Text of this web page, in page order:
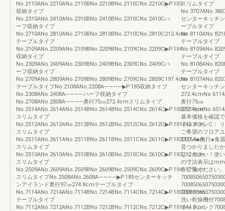
No.2110ANo.2210ANo.2110BNo.2210BNo.2110CNo.2210C▶P.183
収納タイプ
No.2310ANo.2410ANo.2310BNo.2410BNo.2310CNo.2410Cハ
ーフ収納タイプ
No.2710ANo.2810ANo.2710BNo.2810BNo.2710CNo.2810C212.4cm
テーブルタイプ
No.2109ANo.2209ANo.2109BNo.2209BNo.2109CNo.2209C▶P.184
収納タイプ
No.2309ANo.2409ANo.2309BNo.2409BNo.2309CNo.2409Cハ
ーフ収納タイプ
No.2709ANo.2809ANo.2709BNo.2809BNo.2709CNo.2809C197.4cm
テーブルタイプNo.2108ANo.2208A――――▶P.185収納タイプ
No.2308ANo.2408A――――ハーフ収納タイプ
No.2708ANo.2808A――――奥行75㎝272.4cmスリムタイプ
No.2514ANo.2614ANo.2514BNo.2614BNo.2514CNo.2614C▶P.180257.4cm
スリムタイプ
No.2512ANo.2612ANo.2512BNo.2612BNo.2512CNo.2612C▶P.181242.4cm
スリムタイプ
No.2511ANo.2611ANo.2511BNo.2611BNo.2511CNo.2611C▶P.182227.4cm
スリムタイプ
No.2510ANo.2610ANo.2510BNo.2610BNo.2510CNo.2610C▶P.183212.4cm
スリムタイプ
No.2509ANo.2609ANo.2509BNo.2609BNo.2509CNo.2609C▶P.184197.4cm
スリムタイプNo.2508ANo.2608A――――▶P.185センターキッチ
ンアイランド奥行97㎝274.8cmテーブルタイプ
No.7114ANo.7214ANo.7114BNo.7214BNo.7114CNo.7214C▶P.180259.8cm
テーブルタイプ
No.7112ANo.7212ANo.7112BNo.7212BNo.7112CNo.7212C▶P.181244.8cm
スリムタイプ
センターキッチ
ーブルタイプ
テーブルタイプ
テーブルタイプ
テーブルタイプ
センターキッチ
奥行75㎝
基本価格を確認
イルプランC：
ご希望のフロア
1116A●奥行●食
見つかりました
しください！使
の寸法表示は
をご覧ください
洗い乾燥機付
キットシンク